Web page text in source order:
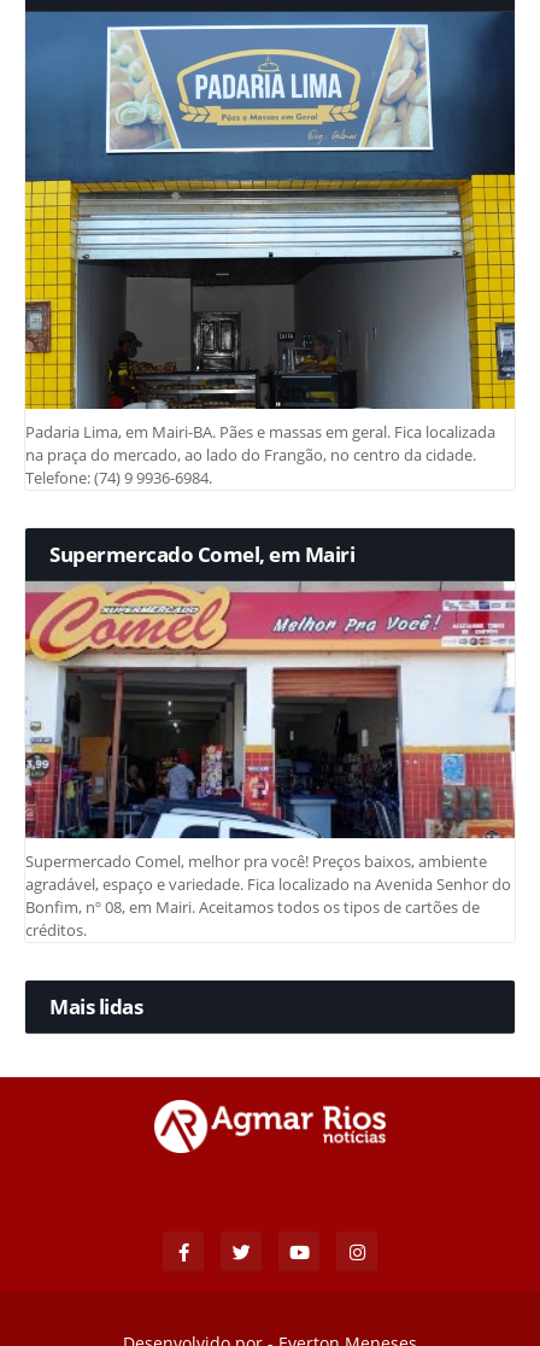
Padaria Lima, em Mairi-BA. Pães e massas em geral. Fica localizada
na praça do mercado, ao lado do Frangão, no centro da cidade.
Telefone: (74) 9 9936-6984.
Supermercado Comel, em Mairi
Supermercado Comel, melhor pra você! Preços baixos, ambiente
agradável, espaço e variedade. Fica localizado na Avenida Senhor do
Bonfim, nº 08, em Mairi. Aceitamos todos os tipos de cartões de
créditos.
Mais lidas